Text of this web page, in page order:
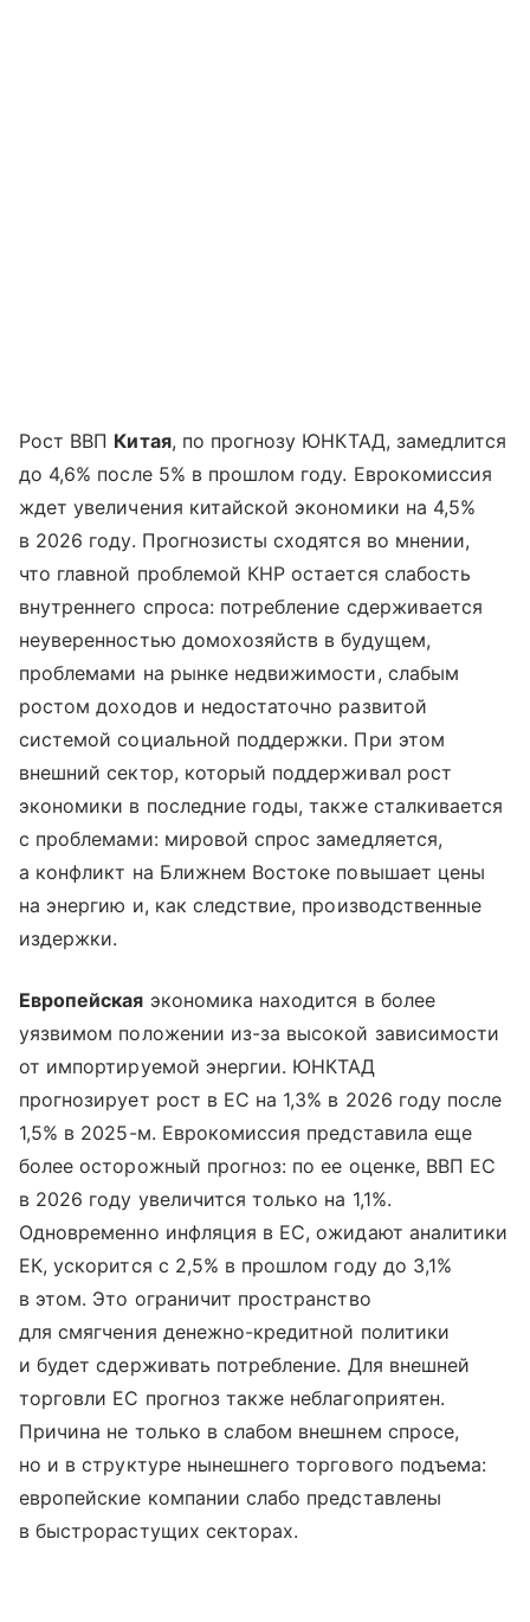
Рост ВВП Китая, по прогнозу ЮНКТАД, замедлится
до 4,6% после 5% в прошлом году. Еврокомиссия
ждет увеличения китайской экономики на 4,5%
в 2026 году. Прогнозисты сходятся во мнении,
что главной проблемой КНР остается слабость
внутреннего спроса: потребление сдерживается
неуверенностью домохозяйств в будущем,
проблемами на рынке недвижимости, слабым
ростом доходов и недостаточно развитой
системой социальной поддержки. При этом
внешний сектор, который поддерживал рост
экономики в последние годы, также сталкивается
с проблемами: мировой спрос замедляется,
а конфликт на Ближнем Востоке повышает цены
на энергию и, как следствие, производственные
издержки.
Европейская экономика находится в более
уязвимом положении из-за высокой зависимости
от импортируемой энергии. ЮНКТАД
прогнозирует рост в ЕС на 1,3% в 2026 году после
1,5% в 2025-м. Еврокомиссия представила еще
более осторожный прогноз: по ее оценке, ВВП ЕС
в 2026 году увеличится только на 1,1%.
Одновременно инфляция в ЕС, ожидают аналитики
ЕК, ускорится с 2,5% в прошлом году до 3,1%
в этом. Это ограничит пространство
для смягчения денежно-кредитной политики
и будет сдерживать потребление. Для внешней
торговли ЕС прогноз также неблагоприятен.
Причина не только в слабом внешнем спросе,
но и в структуре нынешнего торгового подъема:
европейские компании слабо представлены
в быстрорастущих секторах.